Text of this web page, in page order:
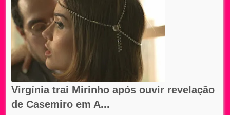
Virgínia trai Mirinho após ouvir revelação
de Casemiro em A...